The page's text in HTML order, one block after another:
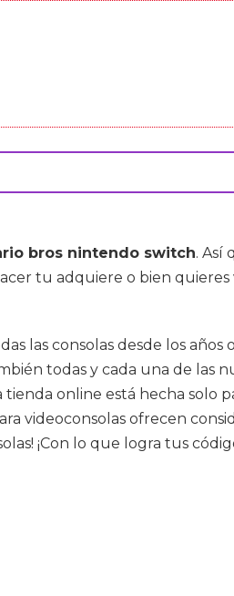
bros nintendo switch. Así
tu adquiere o bien
las consolas desde los años
todas y cada una de las
online está hecha solo
videoconsolas ofrecen
¡Con lo que logra tus